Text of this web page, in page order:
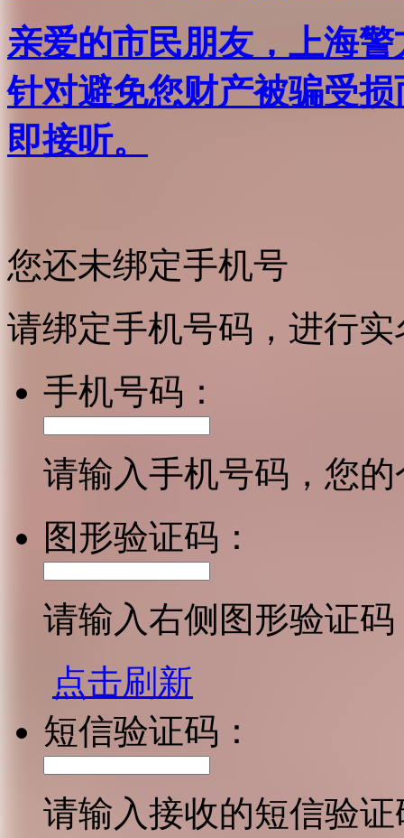
亲爱的市民朋友，上海
针对避免您财产被骗受
即接听。
您还未绑定手机号
请绑定手机号码，进行
手机号码：
请输入手机号码，您
图形验证码：
请输入右侧图形验证码
点击刷新
短信验证码：
请输入接收的短信验证